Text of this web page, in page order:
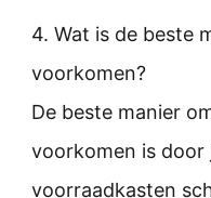
4. Wat is de beste
voorkomen?
De beste manier
voorkomen is door
voorraadkasten